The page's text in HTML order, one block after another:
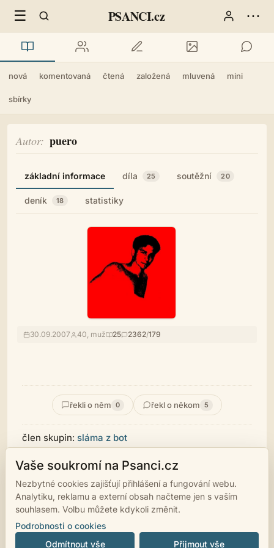
☰ PSANCI.cz ⋯
nová komentovaná čtená založená mluvená mini
sbírky
Autor puero
základní informace díla 25 soutěžní 20
deník 18 statistiky
30.09.2007 40, muž 25 2362/179
řekli o něm 0 řekl o někom 5
člen skupin: sláma z bot
Dříve Gajda, dříve puero
Psal jsem astrální lyriku a psychedelickou poezii, ale
hvězdy ani poezie neexistují.
Vaše soukromí na Psanci.cz
Nezbytné cookies zajišťují přihlášení a fungování webu.
Analytiku, reklamu a externí obsah načteme jen s vaším
souhlasem. Volbu můžete kdykoli změnit.
Podrobnosti o cookies
Odmítnout vše
Přijmout vše